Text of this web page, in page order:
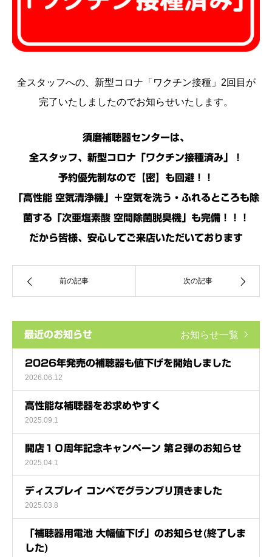
全スタッフへの、新型コロナ「ワクチン接種」2回目が
完了いたしましたのでお知らせいたします。
須磨補聴器センターは、
全スタッフ、新型コロナ「ワクチン接種済み」！
予約優先制なので【密】も回避！！
「高性能 空気清浄機」＋空気を洗う・ふれるところも除
菌する「次亜塩素酸 空間除菌脱臭機」も完備！！！
だから皆様、安心してご来店いただいております
前の記事 次の記事
最近のお知らせ お知らせ一覧
2026年発売の補聴器も値下げを開始しました
2026.06.12
高性能な補聴器をお求めやすく
2025.09.1
開店１０周年記念キャンペーン 第２弾のお知らせ
2025.04.1
ディスプレイ コンペでグランプリ頂きました
2025.03.8
「補聴器用電池 大幅値下げ」のお知らせ(終了しま
した)